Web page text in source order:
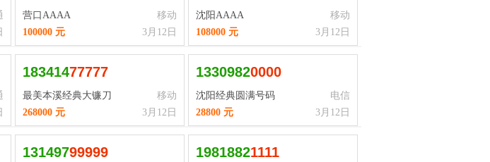
营口AAAA
移动
3月12日
100000 元
沈阳AAAA
移动
3月12日
108000 元
18341477777
最美本溪经典大镰刀
移动
3月12日
268000 元
13309820000
沈阳经典圆满号码
电信
3月12日
28800 元
13149799999 19818821111